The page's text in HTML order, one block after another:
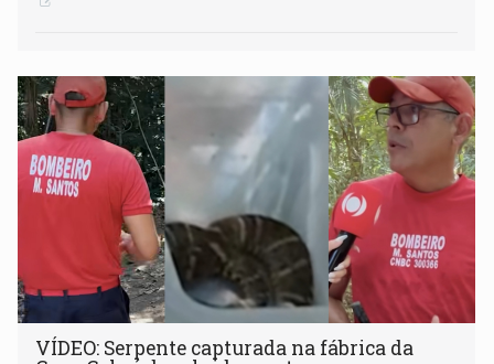
VÍDEO: Serpente capturada na fábrica da